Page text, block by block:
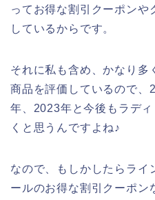
ってお得な割引クーポンや
しているからです。
それに私も含め、かなり多
商品を評価しているので
年、2023年と今後もラデ
くと思うんですよね♪
なので、もしかしたらライ
ールのお得な割引クーポン